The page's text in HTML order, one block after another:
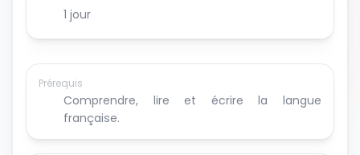
1 jour
Prérequis
Comprendre, lire et écrire la langue
française.